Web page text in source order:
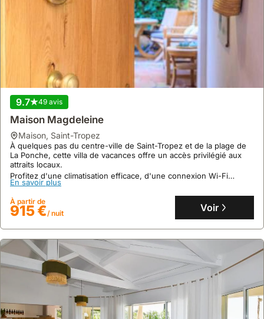
9.7 49 avis
Maison Magdeleine
maison, Saint-Tropez
À quelques pas du centre-ville de Saint-Tropez et de la plage de
La Ponche, cette villa de vacances offre un accès privilégié aux
attraits locaux.
Profitez d'une climatisation efficace, d'une connexion Wi-Fi
gratuite et d'un parking privé dans cette maison de vacances
En savoir plus
À partir de
915 €/ nuit Voir